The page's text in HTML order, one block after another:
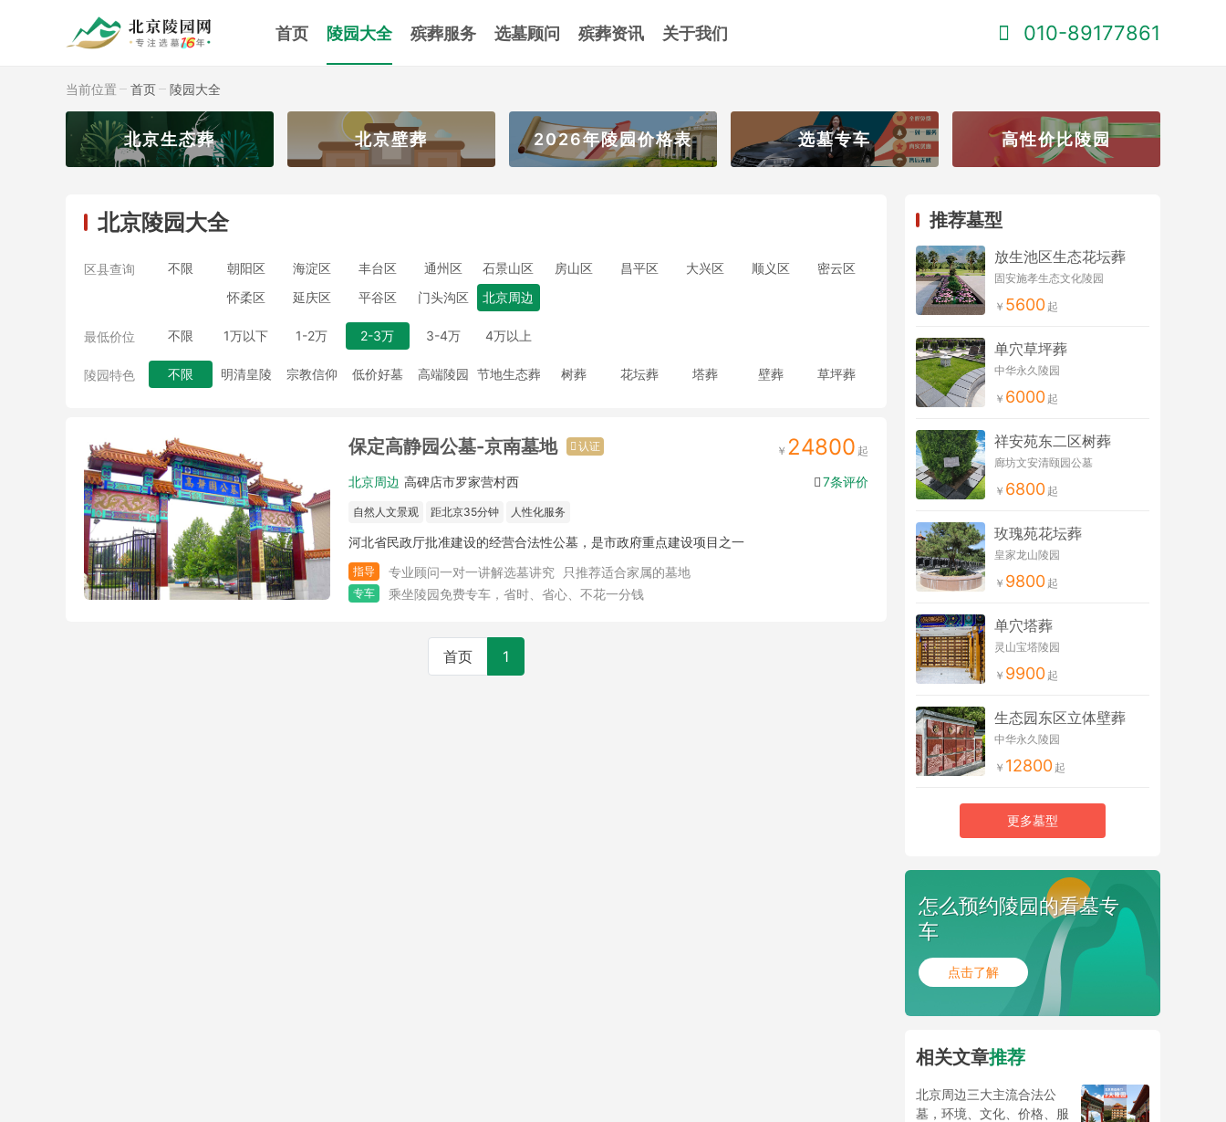
首页 陵园大全 殡葬服务 选墓顾问 殡葬资讯 关于我们 010-89177861
当前位置 首页 陵园大全
北京生态葬 北京壁葬 2026年陵园价格表 选墓专车 高性价比陵园
北京陵园大全
区县查询 不限 朝阳区 海淀区 丰台区 通州区 石景山区 房山区 昌平区 大兴区 顺义区
密云区
怀柔区
延庆区 平谷区 门头沟区 北京周边
最低价位 不限 1万以下 1-2万 2-3万 3-4万 4万以上
陵园特色 不限 明清皇陵 宗教信仰 低价好墓 高端陵园 节地生态葬 树葬 花坛葬 塔葬 壁葬 草坪葬
保定高静园公墓-京南墓地 认证 24800
北京周边 高碑店市罗家营村西 7条评价
自然人文景观 距北京35分钟 人性化服务
河北省民政厅批准建设的经营合法性公墓，是市政府重点建设项目之一
指导 专业顾问一对一讲解选墓讲究 只推荐适合家属的墓地
专车 乘坐陵园免费专车，省时、省心、不花一分钱
首页 1
推荐墓型
放生池区生态花坛葬
固安施孝生态文化陵园
5600
单穴草坪葬
中华永久陵园
6000
祥安苑东二区树葬
廊坊文安清颐园公墓
6800
玫瑰苑花坛葬
皇家龙山陵园
9800
单穴塔葬
灵山宝塔陵园
9900
生态园东区立体壁葬
中华永久陵园
12800
更多墓型
怎么预约陵园的看墓专
车
点击了解
相关文章推荐
北京周边三大主流合法公
墓，环境、文化、价格、服